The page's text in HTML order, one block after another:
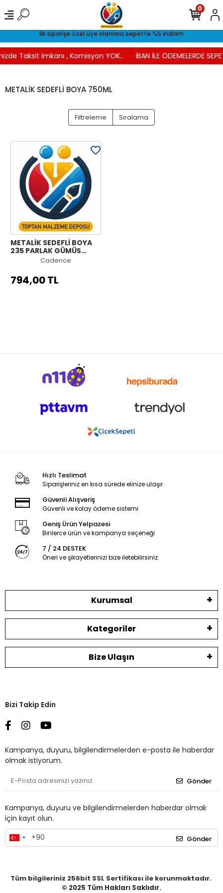
İlk siparişe özel üye olanlara sepette %5 indirim
Taksit imkanı , Komisyon YOK.. İBAN İLE ÖDEMELERDE
0
METALİK SEDEFLİ BOYA 750ML
Filtreleme Sıralama
METALİK SEDEFLİ BOYA
235 PARLAK GÜMÜŞ
Cadence
794,00 TL
Hızlı Teslimat
Siparişleriniz en kısa sürede elinize ulaşır.
Güvenli Alışveriş
Güvenli ve kolay ödeme sistemi
Geniş Ürün Yelpazesi
Binlerce ürün ve kampanya seçeneği
7 / 24 DESTEK
Öneri ve şikayetlerinizi bize iletebilirsiniz.
Kurumsal
Kategoriler
Bize Ulaşın
Bizi Takip Edin
Kampanya, duyuru, bilgilendirmelerden e-posta ile haberdar
olmak istiyorum.
Gönder
Kampanya, duyuru ve bilgilendirmelerden haberdar olmak
için kayıt olun.
Gönder
Tüm bilgileriniz 256bit SSL Sertifikası ile korunmaktadır.
© 2025 Tüm Hakları Saklıdır.